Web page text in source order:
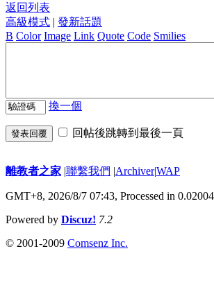
返回列表
高級模式 | 發新話題
B Color Image Link Quote Code Smilies
換一個
發表回覆 回帖後跳轉到最後一頁
離教者之家 |聯繫我們 |Archiver|WAP
GMT+8, 2026/8/7 07:43, Processed in
Powered by Discuz! 7.2
© 2001-2009 Comsenz Inc.